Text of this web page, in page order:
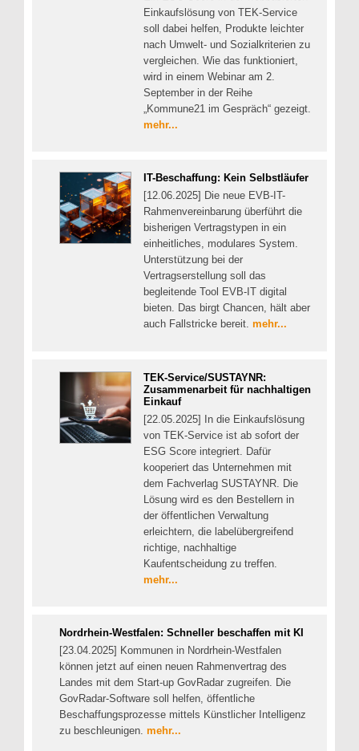
Einkaufslösung von TEK-Service
soll dabei helfen, Produkte leichter
nach Umwelt- und Sozialkriterien zu
vergleichen. Wie das funktioniert,
wird in einem Webinar am 2.
September in der Reihe
„Kommune21 im Gespräch“ gezeigt.
mehr...
IT-Beschaffung: Kein Selbstläufer
[12.06.2025] Die neue EVB-IT-
Rahmenvereinbarung überführt die
bisherigen Vertragstypen in ein
einheitliches, modulares System.
Unterstützung bei der
Vertragserstellung soll das
begleitende Tool EVB-IT digital
bieten. Das birgt Chancen, hält aber
auch Fallstricke bereit. mehr...
TEK-Service/SUSTAYNR:
Zusammenarbeit für nachhaltigen
Einkauf
[22.05.2025] In die Einkaufslösung
von TEK-Service ist ab sofort der
ESG Score integriert. Dafür
kooperiert das Unternehmen mit
dem Fachverlag SUSTAYNR. Die
Lösung wird es den Bestellern in
der öffentlichen Verwaltung
erleichtern, die labelübergreifend
richtige, nachhaltige
Kaufentscheidung zu treffen.
mehr...
Nordrhein-Westfalen: Schneller beschaffen mit KI
[23.04.2025] Kommunen in Nordrhein-Westfalen
können jetzt auf einen neuen Rahmenvertrag des
Landes mit dem Start-up GovRadar zugreifen. Die
GovRadar-Software soll helfen, öffentliche
Beschaffungsprozesse mittels Künstlicher Intelligenz
zu beschleunigen. mehr...